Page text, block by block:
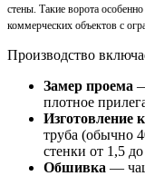
стены. Такие ворота
коммерческих объектов с
Производство
Замер проема
плотное
Изготовление
труба (обычно
стенки от 1,5
Обшивка —